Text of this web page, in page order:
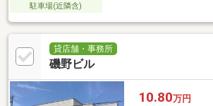
駐車場(近隣含)
貸店舗・事務所
磯野ビル
10.80万円